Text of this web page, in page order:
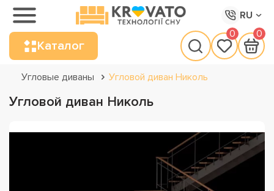
RU
Каталог
0 0
Угловые диваны Угловой диван Николь
Угловой диван Николь